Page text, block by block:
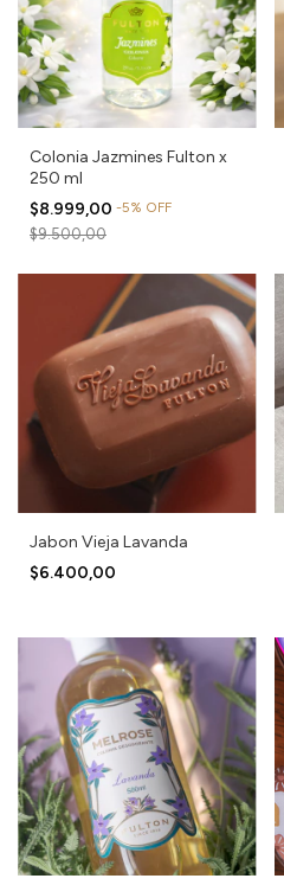
Colonia Jazmines Fulton x
250 ml
$8.999,00 -5% OFF
$9.500,00
Jabon Vieja Lavanda
$6.400,00